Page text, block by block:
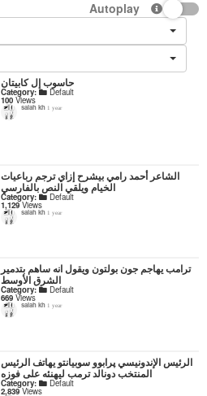
Autoplay
حاسوب إل كابيتان
Category: Default
100 Views
salah kh 1 year
‏الشاعر أحمد رامي بيشرح إزاي ترجم رباعيات
الخيام ويلقي النص بالفارسي
Category: Default
1,129Views
salah kh 1 year
ترامب يهاجم جون بولتون ويقول انه ساهم بتدمير
الشرق الأوسط
Category: Default
669 Views
salah kh 1 year
الرئيس الإندونيسي پرابوو سوبيانتو يهاتف الرئيس
المنتخب دونالد ترمب ليهنئه على فوزه
Category: Default
2,839Views